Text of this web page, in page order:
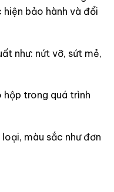
bảo hành và đổi
như: nứt vỡ, sứt mẻ,
hộp trong quá trình
màu sắc như đơn